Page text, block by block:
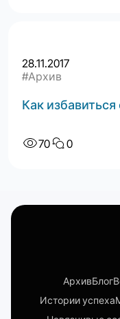
28.11.2017
#Архив
Как
70 0
АрхивБлог
Истории успеха